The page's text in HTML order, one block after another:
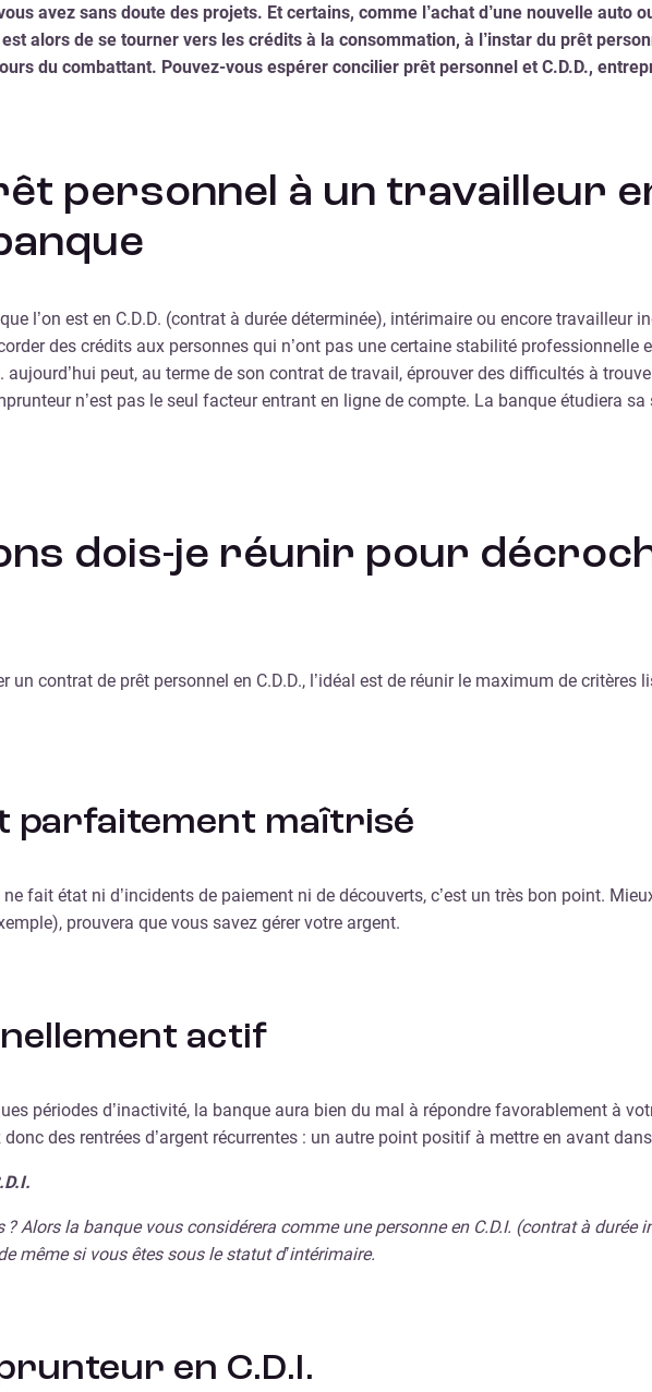
avez sans doute des projets. Et certains, comme l’achat d’une nouvelle auto
alors de se tourner vers les crédits à la consommation, à l’instar du prêt
du combattant. Pouvez-vous espérer concilier prêt personnel et C.D.D.,
personnel à un travailleur
l’on est en C.D.D. (contrat à durée déterminée), intérimaire ou encore
des crédits aux personnes qui n’ont pas une certaine stabilité
aujourd’hui peut, au terme de son contrat de travail, éprouver des difficultés à
n’est pas le seul facteur entrant en ligne de compte. La banque étudiera
dois-je réunir pour
un contrat de prêt personnel en C.D.D., l’idéal est de réunir le maximum de
parfaitement maîtrisé
fait état ni d’incidents de paiement ni de découverts, c’est un très bon point.
prouvera que vous savez gérer votre argent.
actif
périodes d’inactivité, la banque aura bien du mal à répondre favorablement à
des rentrées d’argent récurrentes : un autre point positif à mettre en avant
? Alors la banque vous considérera comme une personne en C.D.I. (contrat à durée
même si vous êtes sous le statut d’intérimaire.
en C.D.I.